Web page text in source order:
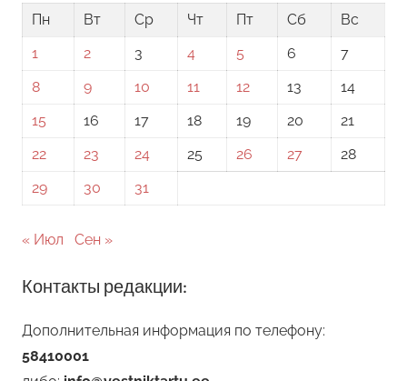
Пн
Вт Ср Чт Пт Сб
Вс
1
2 3 4 5 6
7
8
9 10 11 12 13
14
15
16 17 18 19 20
21
22
23 24 25 26 27
28
29
30 31
« Июл Сен »
Контакты редакции:
Дополнительная информация по телефону:
58410001